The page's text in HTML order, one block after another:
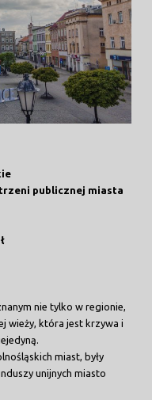
publicznej miasta
nie tylko w regionie,
wieży, która jest krzywa i
miast, były
unijnych miasto